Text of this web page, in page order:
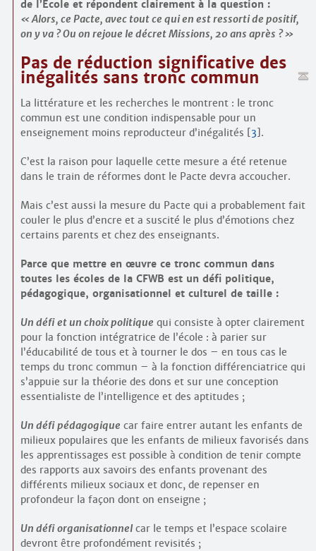
de l’École et répondent clairement à la question :
Alors, ce Pacte, avec tout ce qui en est ressorti de positif,
on y va ? Ou on rejoue le décret Missions, 20 ans après ?
Pas de réduction significative des
inégalités sans tronc commun
La littérature et les recherches le montrent : le tronc
commun est une condition indispensable pour un
enseignement moins reproducteur d’inégalités [3].
C’est la raison pour laquelle cette mesure a été retenue
dans le train de réformes dont le Pacte devra accoucher.
Mais c’est aussi la mesure du Pacte qui a probablement fait
couler le plus d’encre et a suscité le plus d’émotions chez
certains parents et chez des enseignants.
Parce que mettre en œuvre ce tronc commun dans
toutes les écoles de la CFWB est un défi politique,
pédagogique, organisationnel et culturel de taille :
Un défi et un choix politique qui consiste à opter clairement
pour la fonction intégratrice de l’école : à parier sur
l’éducabilité de tous et à tourner le dos – en tous cas le
temps du tronc commun – à la fonction différenciatrice qui
s’appuie sur la théorie des dons et sur une conception
essentialiste de l’intelligence et des aptitudes ;
Un défi pédagogique car faire entrer autant les enfants de
milieux populaires que les enfants de milieux favorisés dans
les apprentissages est possible à condition de tenir compte
des rapports aux savoirs des enfants provenant des
différents milieux sociaux et donc, de repenser en
profondeur la façon dont on enseigne ;
Un défi organisationnelcar le temps et l’espace scolaire
devront être profondément revisités ;